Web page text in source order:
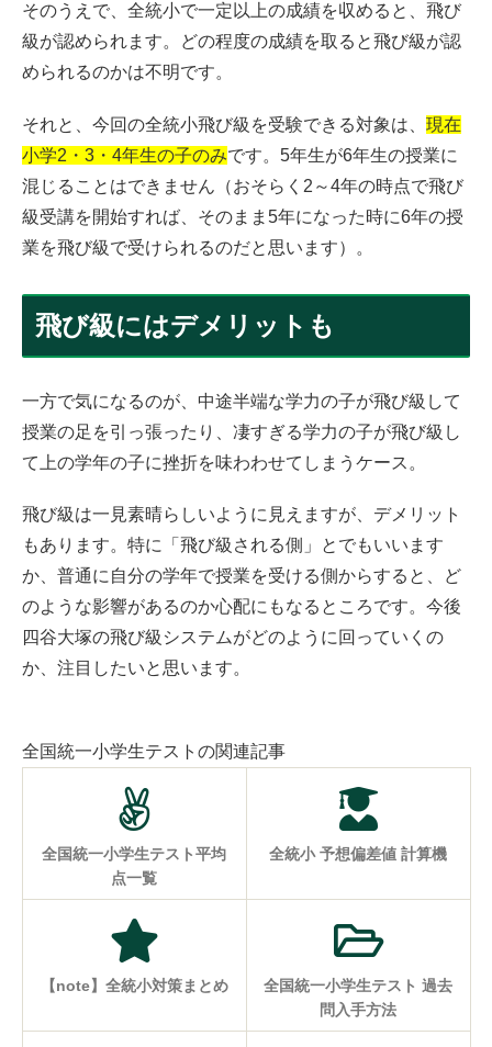
そのうえで、全統小で一定以上の成績を収めると、飛び
級が認められます。どの程度の成績を取ると飛び級が認
められるのかは不明です。
それと、今回の全統小飛び級を受験できる対象は、 現在
小学2・3・4年生の子のみです。5年生が6年生の授業に
混じることはできません（おそらく2～4年の時点で飛び
級受講を開始すれば、そのまま5年になった時に6年の授
業を飛び級で受けられるのだと思います）。
飛び級にはデメリットも
一方で気になるのが、中途半端な学力の子が飛び級して
授業の足を引っ張ったり、凄すぎる学力の子が飛び級し
て上の学年の子に挫折を味わわせてしまうケース。
飛び級は一見素晴らしいように見えますが、デメリット
もあります。特に「飛び級される側」とでもいいます
か、普通に自分の学年で授業を受ける側からすると、ど
のような影響があるのか心配にもなるところです。今後
四谷大塚の飛び級システムがどのように回っていくの
か、注目したいと思います。
全国統一小学生テストの関連記事
全国統一小学生テスト平均
点一覧
全統小 予想偏差値 計算機
【note】全統小対策まとめ
全国統一小学生テスト 過去
問入手方法